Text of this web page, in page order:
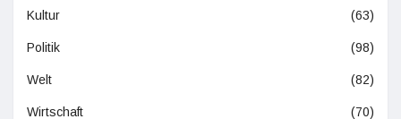
Kultur (63)
Politik (98)
Welt (82)
Wirtschaft (70)